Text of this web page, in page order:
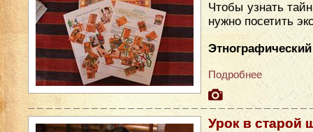
Чтобы узнать
нужно посетить
Подробнее
Урок в старой